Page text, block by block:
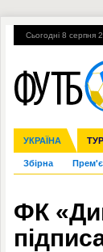
Сьогодні 8 серпня
УКРАЇНА
Збірна
Ліга чемпіонів
Англія Іспанія
ЧС-2014
Гарячі теми
ФК